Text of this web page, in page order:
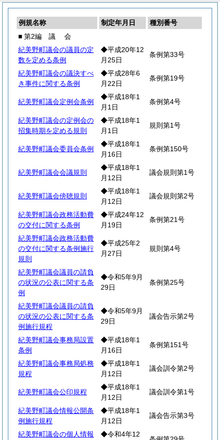
例規名称 制定年月日
種別番号
■ 第2編 議 会
紀美野町議会の議員の定
数を定める条例
◆平成20年12
月25日
条例第33号
紀美野町議会の議決すべ
き事件に関する条例
◆平成28年6
月22日
条例第19号
紀美野町議会定例会条例
◆平成18年1
月1日
条例第4号
紀美野町議会の定例会の
招集時期を定める規則
◆平成18年1
月1日
規則第1号
紀美野町議会委員会条例
◆平成18年1
月16日
条例第150号
紀美野町議会会議規則
◆平成18年1
月12日
議会規則第1号
紀美野町議会傍聴規則
◆平成18年1
月12日
議会規則第2号
紀美野町議会政務活動費
の交付に関する条例
◆平成24年12
月19日
条例第21号
紀美野町議会政務活動費
の交付に関する条例施行
規則
◆平成25年2
月27日
規則第4号
紀美野町議会議員の請負
の状況の公表に関する条
例
◆令和5年9月
29日
条例第25号
紀美野町議会議員の請負
の状況の公表に関する条
例施行規程
◆令和5年9月
29日
議会告示第2号
紀美野町議会事務局設置
条例
◆平成18年1
月16日
条例第151号
紀美野町議会事務局処務
規程
◆平成18年1
月12日
議会訓令第2号
紀美野町議会公印規程
◆平成18年1
月12日
議会訓令第1号
紀美野町議会情報公開条
例施行規程
◆平成18年1
月12日
議会告示第3号
紀美野町議会の個人情報 ◆令和4年12